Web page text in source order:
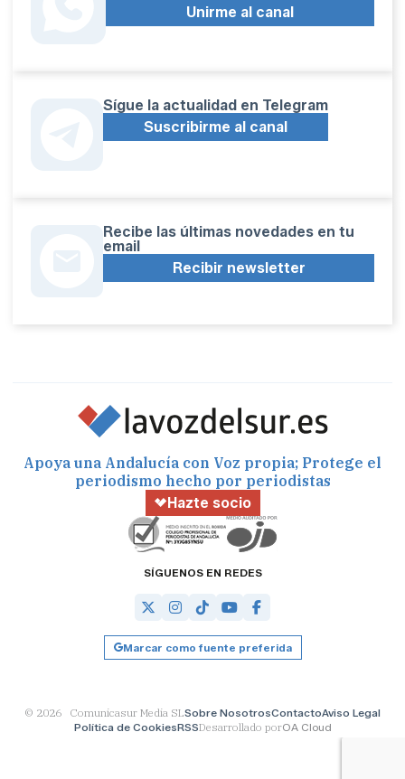
Unirme al canal
Sígue la actualidad en Telegram
Suscribirme al canal
Recibe las últimas novedades en tu
email
Recibir newsletter
Apoya una Andalucía con Voz propia; Protege el
periodismo hecho por periodistas
Hazte socio
SÍGUENOS EN REDES
Marcar como fuente preferida
© 2026 Comunicasur Media SLSobre NosotrosContactoAviso Legal
Política de CookiesRSSDesarrollado porOA Cloud